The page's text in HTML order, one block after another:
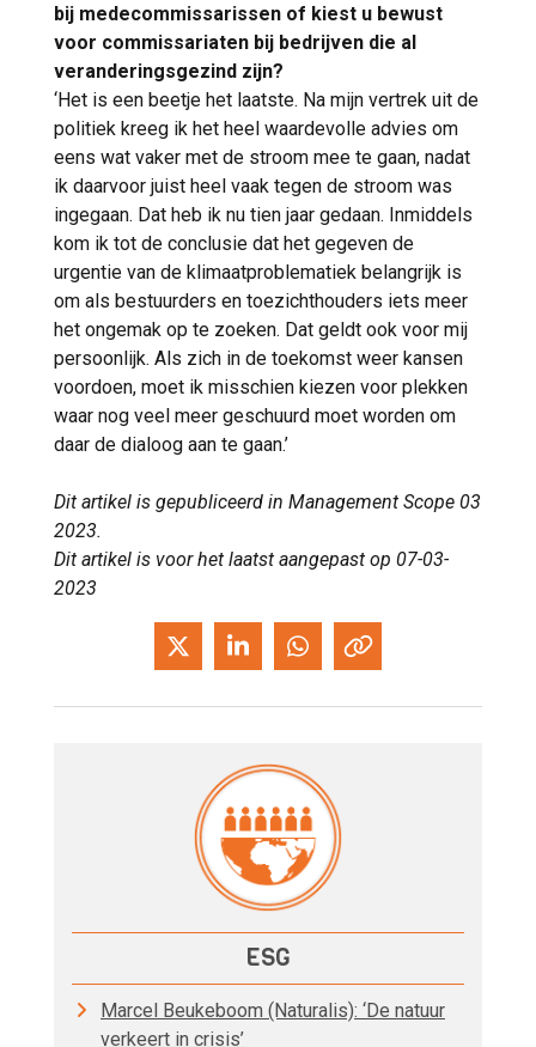
bij medecommissarissen of kiest u bewust
voor commissariaten bij bedrijven die al
veranderingsgezind zijn?
‘Het is een beetje het laatste. Na mijn vertrek uit de
politiek kreeg ik het heel waardevolle advies om
eens wat vaker met de stroom mee te gaan, nadat
ik daarvoor juist heel vaak tegen de stroom was
ingegaan. Dat heb ik nu tien jaar gedaan. Inmiddels
kom ik tot de conclusie dat het gegeven de
urgentie van de klimaatproblematiek belangrijk is
om als bestuurders en toezichthouders iets meer
het ongemak op te zoeken. Dat geldt ook voor mij
persoonlijk. Als zich in de toekomst weer kansen
voordoen, moet ik misschien kiezen voor plekken
waar nog veel meer geschuurd moet worden om
daar de dialoog aan te gaan.’
Dit artikel is gepubliceerd in Management Scope 03
2023.
Dit artikel is voor het laatst aangepast op 07-03-
2023
ESG
Marcel Beukeboom (Naturalis): ‘De natuur
verkeert in crisis’